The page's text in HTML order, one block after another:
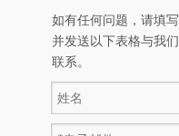
如有任何问题，请填写
并发送以下表格与我们
联系。